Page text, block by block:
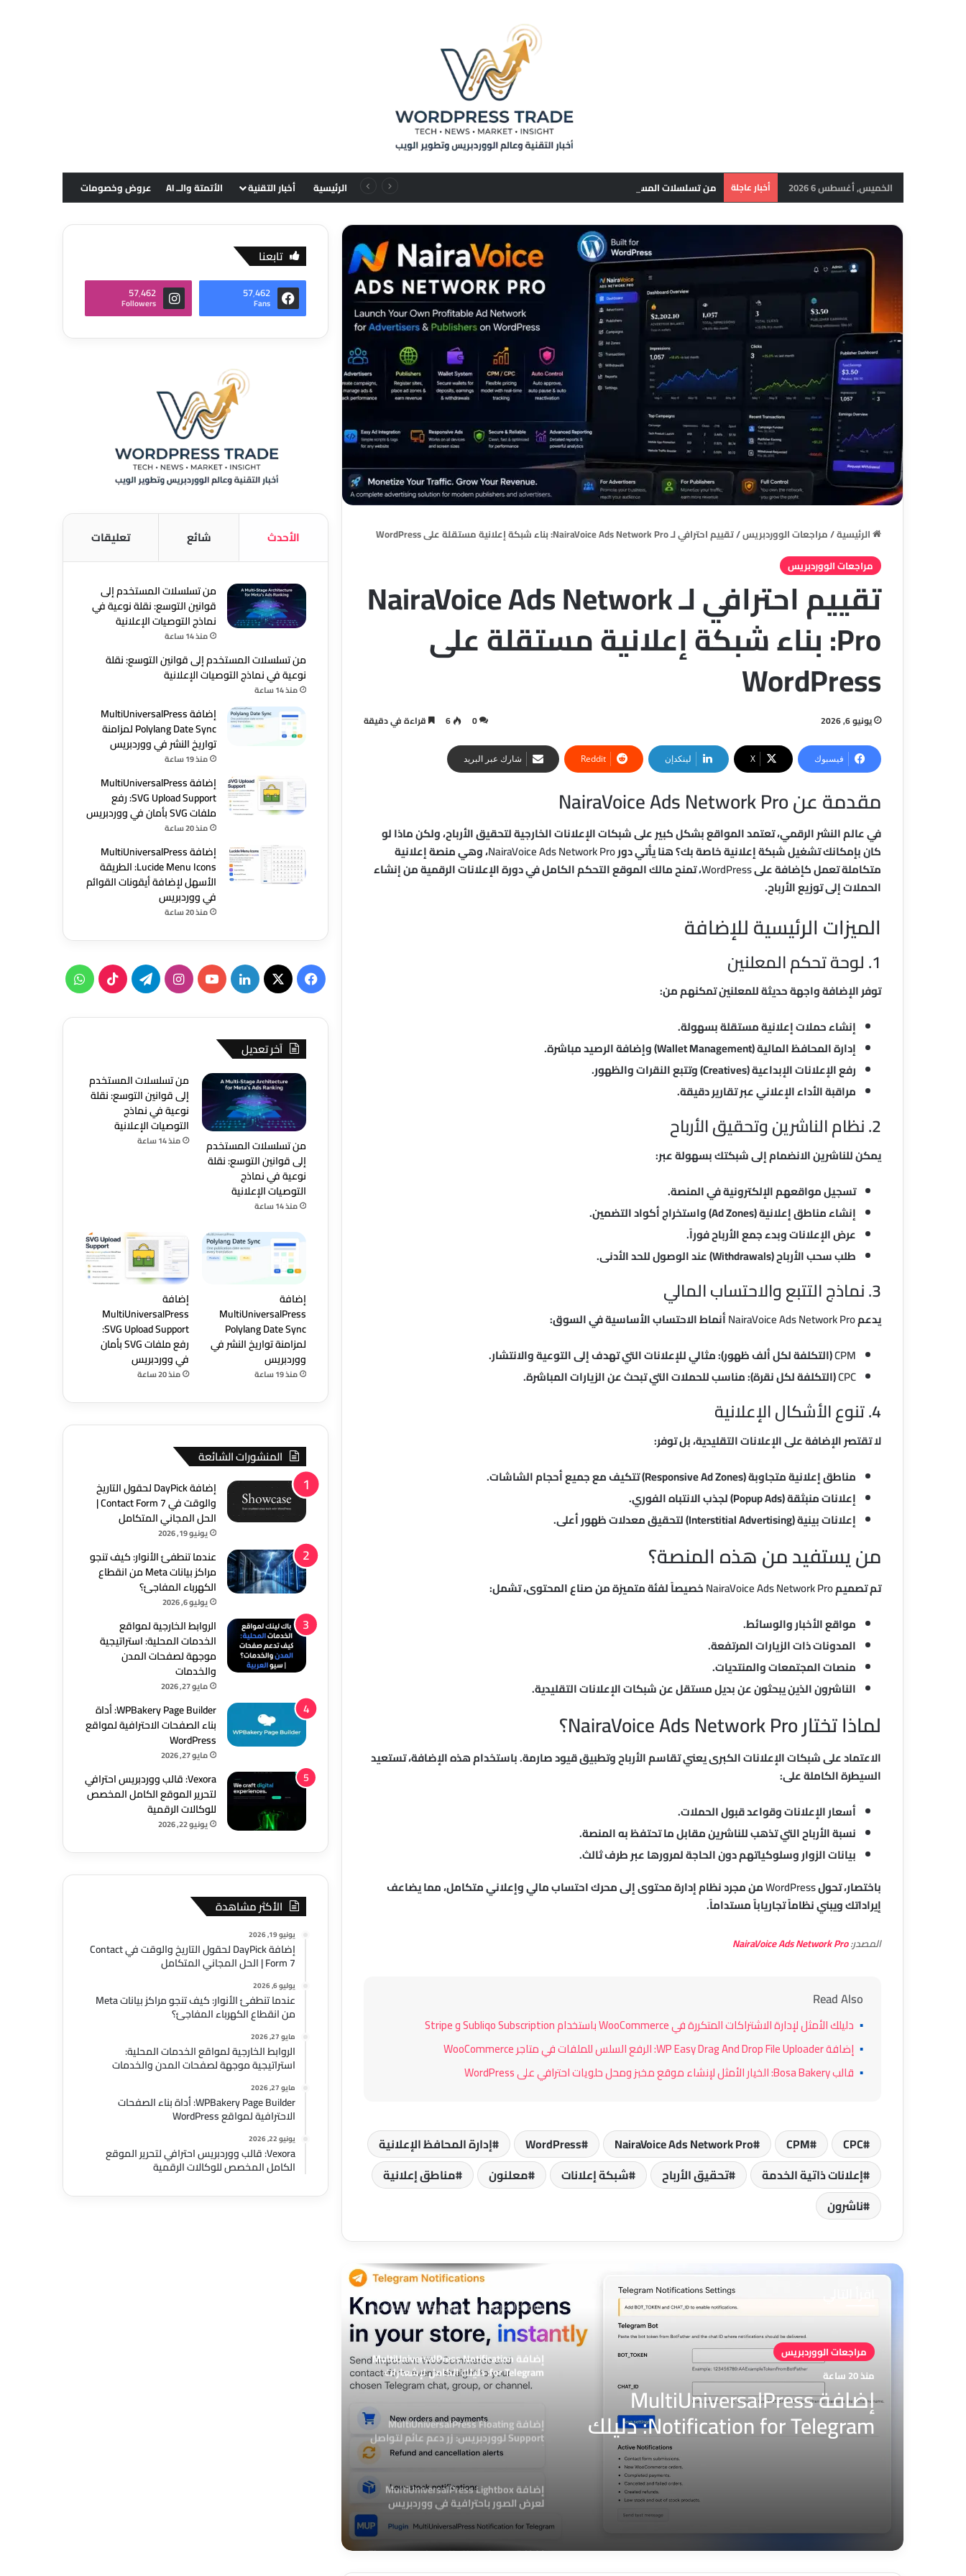
الخميس, أغسطس 6 2026 أخبار عاجلة الرئيسية أخبار التقنية الأتمتة والــ AI عروض وخصومات
الرئيسية/مراجعات الووردبريس/تقييم احترافي لـ NairaVoice Ads Network Pro: بناء شبكة إعلانية مستقلة على WordPress
مراجعات الووردبريس
تقييم احترافي لـ NairaVoice Ads Network
Pro: بناء شبكة إعلانية مستقلة على
WordPress
يونيو 6, 2026 0
6 قراءة في دقيقة
فيسبوك ‫X لينكدإن شارك عبر البريد
مقدمة عن NairaVoice Ads Network Pro
في عالم النشر الرقمي، تعتمد المواقع بشكل كبير على شبكات الإعلانات الخارجية لتحقيق الأرباح، ولكن ماذا لو
كان بإمكانك تشغيل شبكة إعلانية خاصة بك؟ هنا يأتي دورNairaVoice Ads Network Pro، وهي منصة إعلانية
متكاملة تعمل كإضافة علىWordPress، تمنح مالك الموقع التحكم الكامل في دورة الإعلانات الرقمية من إنشاء
الحملات إلى توزيع الأرباح.
الميزات الرئيسية للإضافة
1. لوحة تحكم المعلنين
توفر الإضافة واجهة حديثة للمعلنين تمكنهم من:
إنشاء حملات إعلانية مستقلة بسهولة.
إدارة المحافظ المالية (Wallet Management) وإضافة الرصيد مباشرة.
رفع الإعلانات الإبداعية (Creatives) وتتبع النقرات والظهور.
مراقبة الأداء الإعلاني عبر تقارير دقيقة.
2. نظام الناشرين وتحقيق الأرباح
يمكن للناشرين الانضمام إلى شبكتك بسهولة عبر:
تسجيل مواقعهم الإلكترونية في المنصة.
إنشاء مناطق إعلانية (Ad Zones) واستخراج أكواد التضمين.
عرض الإعلانات وبدء جمع الأرباح فوراً.
طلب سحب الأرباح (Withdrawals) عند الوصول للحد الأدنى.
3. نماذج التتبع والاحتساب المالي
يدعمNairaVoice Ads Network Proأنماط الاحتساب الأساسية في السوق:
CPM(التكلفة لكل ألف ظهور): مثالي للإعلانات التي تهدف إلى التوعية والانتشار.
CPC(التكلفة لكل نقرة): مناسب للحملات التي تبحث عن الزيارات المباشرة.
4. تنوع الأشكال الإعلانية
لا تقتصر الإضافة على الإعلانات التقليدية، بل توفر:
مناطق إعلانية متجاوبة (Responsive Ad Zones) تتكيف مع جميع أحجام الشاشات.
إعلانات منبثقة (Popup Ads) لجذب الانتباه الفوري.
إعلانات بينية (Interstitial Advertising) لتحقيق معدلات ظهور أعلى.
من يستفيد من هذه المنصة؟
تم تصميمNairaVoice Ads Network Proخصيصاً لفئة متميزة من صناع المحتوى، تشمل:
مواقع الأخبار والوسائط.
المدونات ذات الزيارات المرتفعة.
منصات المجتمعات والمنتديات.
الناشرون الذين يبحثون عن بديل مستقل عن شبكات الإعلانات التقليدية.
لماذا تختار NairaVoice Ads Network Pro؟
الاعتماد على شبكات الإعلانات الكبرى يعني تقاسم الأرباح وتطبيق قيود صارمة. باستخدام هذه الإضافة، تستعيد
السيطرة الكاملة على:
أسعار الإعلانات وقواعد قبول الحملات.
نسبة الأرباح التي تذهب للناشرين مقابل ما تحتفظ به المنصة.
بيانات الزوار وسلوكياتهم دون الحاجة لمرورها عبر طرف ثالث.
باختصار، تحولWordPressمن مجرد نظام إدارة محتوى إلى محرك احتساب مالي وإعلاني متكامل، مما يضاعف
إيراداتك ويبني نظاماً تجارياباً مستداماً.
المصدر:NairaVoice Ads Network Pro
Read Also
▪ دليلك الأمثل لإدارة الاشتراكات المتكررة في WooCommerce باستخدام Subliqo Subscription و Stripe
▪ إضافة WP Easy Drag And Drop File Uploader: الرفع السلس للملفات في متاجر WooCommerce
▪ قالب Bosa Bakery: الخيار الأمثل لإنشاء موقع مخبز ومحل حلويات احترافي على WordPress
CPC
CPM
NairaVoice Ads Network Pro
WordPress
إدارة المحافظ الإعلانية
إعلانات ذاتية الخدمة
تحقيق الأرباح شبكة إعلانات معلنون
مناطق إعلانية
ناشرون
مراجعات الووردبريس
منذ 20 ساعة
إضافة MultiUniversalPress
Notification for Telegram: دليلك
الكامل لإشعارات ووردبريس عبر
WooCommerce: تحقق من طلبات الدفع
عند الاستلام وقلل الخسائر
BlockWriter: مساعد الكتابة بالذكاء
الاصطناعي داخل محرر Gutenberg
نماذج ووردبريس بأنظمة إدارة العملاء
إضافة MultiUniversalPress Lucide Menu
Icons: الطريقة الأسهل لإضافة أيقونات
القوائم في ووردبريس
إضافة MultiUniversalPress Notification
for Telegram: دليلك الكامل لإشعارات
ووردبريس عبر تليجرام
إضافة MultiUniversalPress Floating
Support لووردبريس: زر دعم عائم لتواصل
أسرع مع العملاء
إضافة MultiUniversalPress Lightbox
لعرض الصور باحترافية في ووردبريس
إضافة Wpdream للعناوين في Elementor:
أداة احترافية لتصميم عناوين جذابة على
تابعنا
57٬462
Fans
57٬462
Followers
الأحدث شائع تعليقات
من تسلسلات المستخدم إلى
قوانين التوسع: نقلة نوعية في
نماذج التوصيات الإعلانية
منذ 14 ساعة
من تسلسلات المستخدم إلى قوانين التوسع: نقلة
نوعية في نماذج التوصيات الإعلانية
منذ 14 ساعة
إضافة MultiUniversalPress
Polylang Date Sync لمزامنة
تواريخ النشر في ووردبريس
منذ 19 ساعة
إضافة MultiUniversalPress
SVG Upload Support: رفع
ملفات SVG بأمان في ووردبريس
منذ 20 ساعة
إضافة MultiUniversalPress
Lucide Menu Icons: الطريقة
الأسهل لإضافة أيقونات القوائم
في ووردبريس
منذ 20 ساعة
فيسبوك
‫X لينكدإن‫YouTubeانستقرامتيلقرام‫TikTokواتساب
آخر تعديل
من تسلسلات المستخدم
إلى قوانين التوسع: نقلة
نوعية في نماذج
التوصيات الإعلانية
منذ 14 ساعة
من تسلسلات المستخدم
إلى قوانين التوسع: نقلة
نوعية في نماذج
التوصيات الإعلانية
منذ 14 ساعة
إضافة
MultiUniversalPress
Polylang Date Sync
لمزامنة تواريخ النشر في
ووردبريس
منذ 19 ساعة
إضافة
MultiUniversalPress
SVG Upload Support:
رفع ملفات SVG بأمان
في ووردبريس
منذ 20 ساعة
المنشورات الشائعة
إضافة DayPick لحقول التاريخ
والوقت في Contact Form 7 |
الحل المجاني المتكامل
يونيو 19, 2026
عندما تنطفئ الأنوار: كيف تنجو
مراكز بيانات Meta من انقطاع
الكهرباء المفاجئ؟
يوليو 6, 2026
الروابط الخارجية لمواقع
الخدمات المحلية: استراتيجية
موجهة لصفحات المدن
والخدمات
مايو 27, 2026
WPBakery Page Builder: أداة
بناء الصفحات الاحترافية لمواقع
WordPress
مايو 27, 2026
Vexora: قالب ووردبريس احترافي
لتحرير الموقع الكامل المخصص
للوكالات الرقمية
يونيو 22, 2026
الأكثر مشاهدة
يونيو 19, 2026
إضافة DayPick لحقول التاريخ والوقت في Contact
Form 7 | الحل المجاني المتكامل
يوليو 6, 2026
عندما تنطفئ الأنوار: كيف تنجو مراكز بيانات Meta
من انقطاع الكهرباء المفاجئ؟
مايو 27, 2026
الروابط الخارجية لمواقع الخدمات المحلية:
استراتيجية موجهة لصفحات المدن والخدمات
مايو 27, 2026
WPBakery Page Builder: أداة بناء الصفحات
الاحترافية لمواقع WordPress
يونيو 22, 2026
Vexora: قالب ووردبريس احترافي لتحرير الموقع
الكامل المخصص للوكالات الرقمية